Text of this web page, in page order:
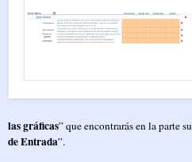
las gráficas” que encontrarás en la parte
de Entrada”.